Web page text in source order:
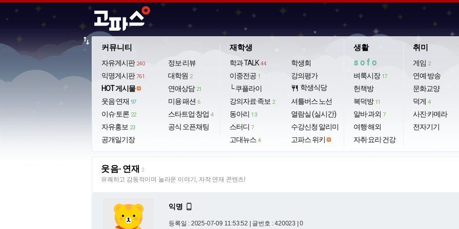
커뮤니티
자유게시판 240
익명게시판 761
HOT 게시물
웃음·연재 97
이슈·토론 22
자유홍보 23
공개일기장
정보·리뷰
대학원 2
연애상담 21
미용·패션 6
스타트업·창업 4
공식 오픈채팅
재학생
학과 TALK 44
이중전공 1
└ 쿠플라이
강의자료·족보 2
동아리 13
스터디 7
고대뉴스 4
학생회
강의평가
restaurant 학생식당
셔틀버스 노선
열람실 (실시간)
수강신청 알리미
고파스 위키
생활
sofo
벼룩시장 17
헌책방
복덕방 11
알바·과외 7
여행·해외
자취·요리·건강
취미
게임 2
연예·방송
문화교양
덕게 4
사진·카메라
전자기기
import_export
웃음·연재 2
유쾌하고 감동적이며 놀라운 이야기, 자작 연재 콘텐츠!
익명 
등록일 : 2025-07-09 11:53:52 | 글번호 : 420023 | 0